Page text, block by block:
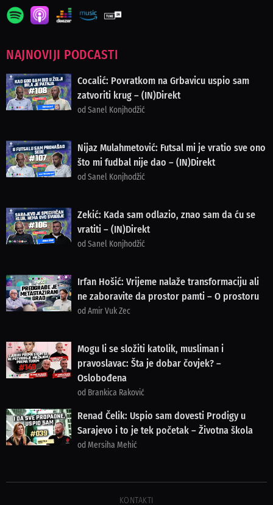
NAJNOVIJI PODCASTI
Cocalić: Povratkom na Grbavicu uspio sam
zatvoriti krug – (IN)Direkt
od Sanel Konjhodžić
Nijaz Mulahmetović: Futsal mi je vratio sve ono
što mi fudbal nije dao – (IN)Direkt
od Sanel Konjhodžić
Zekić: Kada sam odlazio, znao sam da ću se
vratiti – (IN)Direkt
od Sanel Konjhodžić
Irfan Hošić: Vrijeme nalaže transformaciju ali
ne zaboravite da prostor pamti – O prostoru
od Amir Vuk Zec
Mogu li se složiti katolik, musliman i
pravoslavac: Šta je dobar čovjek? –
Oslobođena
od Brankica Raković
Renad Čelik: Uspio sam dovesti Prodigy u
Sarajevo i to je tek početak – Životna škola
od Mersiha Mehić
KONTAKTI